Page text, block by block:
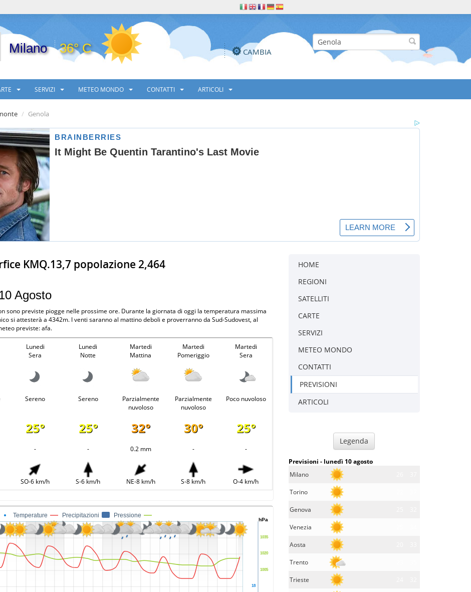
Milano 36° C CAMBIA
SERVIZI METEO MONDO CONTATTI ARTICOLI
Genola
HOME
REGIONI
SATELLITI
CARTE
SERVIZI
METEO MONDO
CONTATTI
PREVISIONI
ARTICOLI
Legenda
Previsioni - lunedì 10 agosto
Milano
Torino
Genova
Venezia
Aosta
Trento
Trieste
KMQ.13,7 popolazione 2,464
Agosto
sono previste piogge nelle prossime ore. Durante la giornata di oggi la temperatura massima
si attesterà a 4342m. I venti saranno al mattino deboli e proverranno da Sud-Sudovest, al
previste: afa.
Lunedi
Sera
Lunedi
Notte
Martedi
Mattina
Martedi
Pomeriggio
Martedi
Sera
Sereno Sereno
Parzialmente
nuvoloso
Parzialmente
nuvoloso
Poco nuvoloso
25° 25° 32° 30° 25°
- - 0.2 mm - -
SO-6 km/h S-6 km/h NE-8 km/h S-8 km/h O-4 km/h
hPa
Pressione
Precipitazioni
Temperature
18
1005
1020
1035